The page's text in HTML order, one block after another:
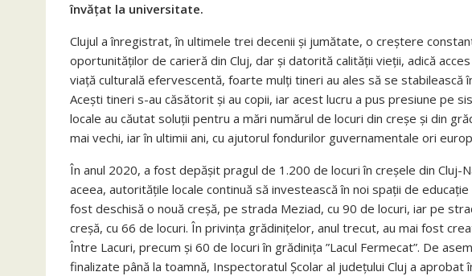
învățat la universitate.
Clujul a înregistrat, în ultimele trei decenii și jumătate, o creștere
oportunităților de carieră din Cluj, dar și datorită calității vieții, adică
viață culturală efervescentă, foarte mulți tineri au ales să se stabilească
Acești tineri s-au căsătorit și au copii, iar acest lucru a pus presiune pe
locale au căutat soluții pentru a mări numărul de locuri din creșe și din
mai vechi, iar în ultimii ani, cu ajutorul fondurilor guvernamentale ori
În anul 2020, a fost depășit pragul de 1.200 de locuri în creșele din Cluj-
aceea, autoritățile locale continuă să investească în noi spații de
fost deschisă o nouă creșă, pe strada Meziad, cu 90 de locuri, iar pe
creșă, cu 66 de locuri. În privința grădinițelor, anul trecut, au mai fost
Între Lacuri, precum și 60 de locuri în grădinița ”Lacul Fermecat”. De
finalizate până la toamnă, Inspectoratul Școlar al județului Cluj a aprobat